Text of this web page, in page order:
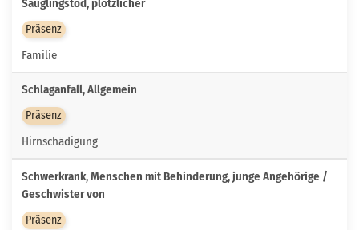
Säuglingstod, plötzlicher
Präsenz
Familie
Schlaganfall, Allgemein
Präsenz
Hirnschädigung
Schwerkrank, Menschen mit Behinderung, junge Angehörige /
Geschwister von
Präsenz